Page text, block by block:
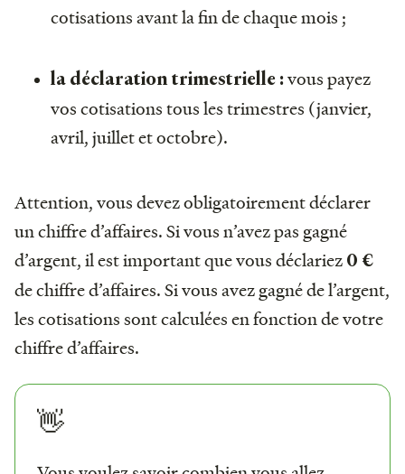
cotisations avant la fin de chaque mois ;
la déclaration trimestrielle :vous payez
vos cotisations tous les trimestres (janvier,
avril, juillet et octobre).
Attention, vous devez obligatoirement déclarer
un chiffre d’affaires. Si vous n’avez pas gagné
d’argent, il est important que vous déclariez 0 €
de chiffre d’affaires. Si vous avez gagné de l’argent,
les cotisations sont calculées en fonction de votre
chiffre d’affaires.
👋